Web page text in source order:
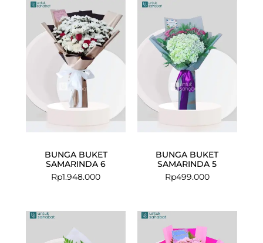
BUNGA BUKET
SAMARINDA 6
Rp1.948.000
BUNGA BUKET
SAMARINDA 5
Rp499.000